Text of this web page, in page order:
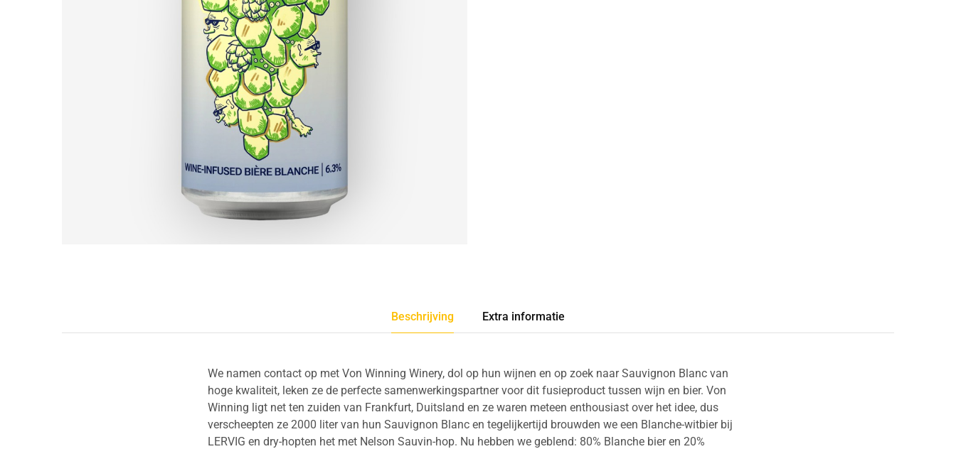
Beschrijving Extra informatie
We namen contact op met Von Winning Winery, dol op hun wijnen en op zoek naar Sauvignon Blanc van
hoge kwaliteit, leken ze de perfecte samenwerkingspartner voor dit fusieproduct tussen wijn en bier. Von
Winning ligt net ten zuiden van Frankfurt, Duitsland en ze waren meteen enthousiast over het idee, dus
verscheepten ze 2000 liter van hun Sauvignon Blanc en tegelijkertijd brouwden we een Blanche-witbier bij
LERVIG en dry-hopten het met Nelson Sauvin-hop. Nu hebben we geblend: 80% Blanche bier en 20%